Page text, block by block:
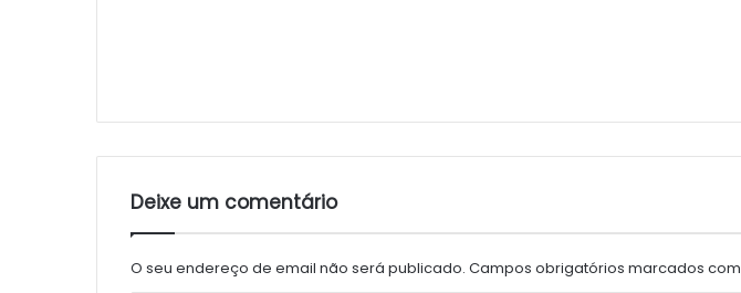
Deixe um comentário
O seu endereço de email não será publicado. Campos obrigatórios marcados com